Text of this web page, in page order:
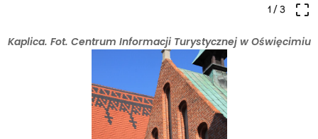
crop_free
1 / 3
Kaplica. Fot. Centrum Informacji Turystycznej w Oświęcimiu